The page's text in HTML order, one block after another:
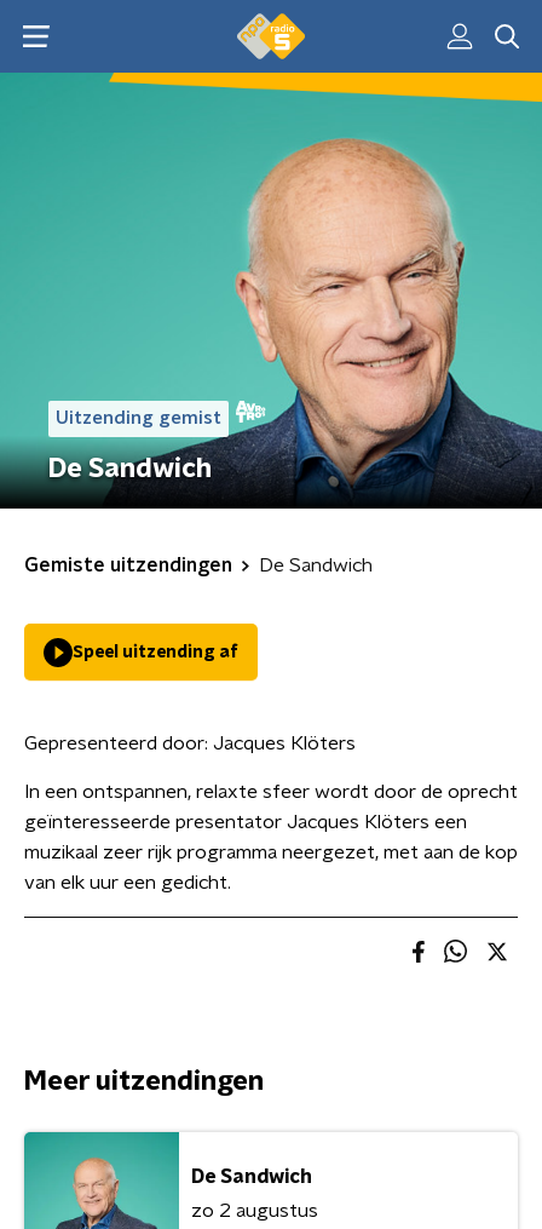
Uitzending gemist
De Sandwich
Gemiste uitzendingen De Sandwich
Speel uitzending af
Gepresenteerd door: Jacques Klöters
In een ontspannen, relaxte sfeer wordt door de oprecht
geïnteresseerde presentator Jacques Klöters een
muzikaal zeer rijk programma neergezet, met aan de kop
van elk uur een gedicht.
Meer uitzendingen
De Sandwich
zo 2 augustus